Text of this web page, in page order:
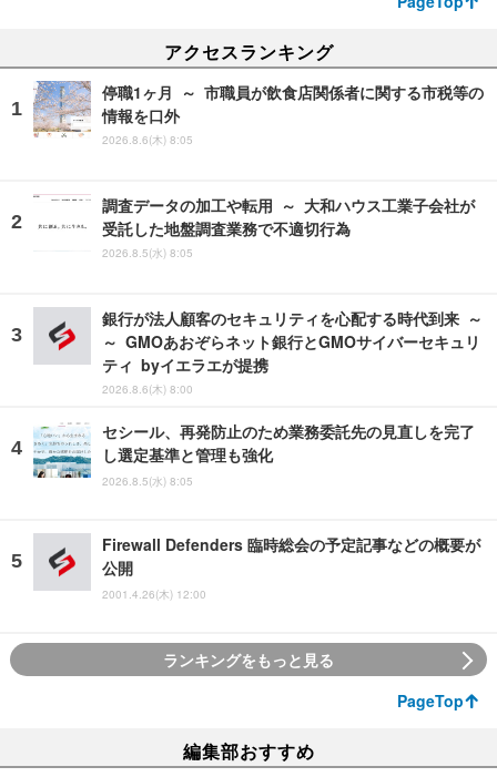
アクセスランキング
停職1ヶ月 ～ 市職員が飲食店関係者に関する市税等の
情報を口外
2026.8.6(木) 8:05
調査データの加工や転用 ～ 大和ハウス工業子会社が
受託した地盤調査業務で不適切行為
2026.8.5(水) 8:05
銀行が法人顧客のセキュリティを心配する時代到来 ～
～ GMOあおぞらネット銀行とGMOサイバーセキュリ
ティ byイエラエが提携
2026.8.6(木) 8:00
セシール、再発防止のため業務委託先の見直しを完了
し選定基準と管理も強化
2026.8.5(水) 8:05
Firewall Defenders 臨時総会の予定記事などの概要が
公開
2001.4.26(木) 12:00
ランキングをもっと見る
PageTop
編集部おすすめ